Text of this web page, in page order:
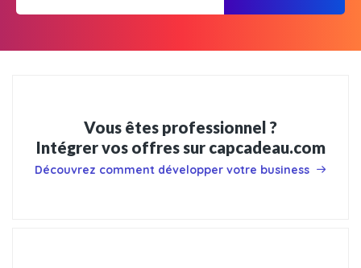
Vous êtes professionnel ?
Intégrer vos offres sur capcadeau.com
Découvrez comment développer votre business